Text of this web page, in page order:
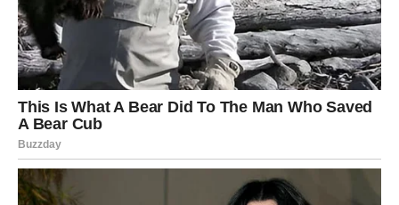
Pred njom je mogućnost da obnovi vezu koja je nekada
značila mnogo. Ako bude spremna da ostavi deo prošlih
razočaranja iza sebe, mogla bi da doživi ljubav koja će biti
mnogo lepša i stabilnija nego ranije.
Sudbina vraća ono što je nekada
bilo izgubljeno